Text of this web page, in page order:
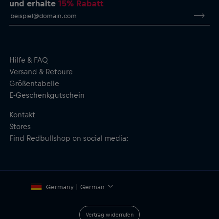
und erhalte15% Rabatt
Hilfe & FAQ
Versand & Retoure
Größentabelle
E-Geschenkgutschein
Kontakt
Stores
Find Redbullshop on social media:
Germany | German
Vertrag widerrufen